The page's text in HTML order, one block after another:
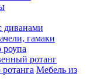
диванами
гамаки
роупа
ротанг
Мебель из